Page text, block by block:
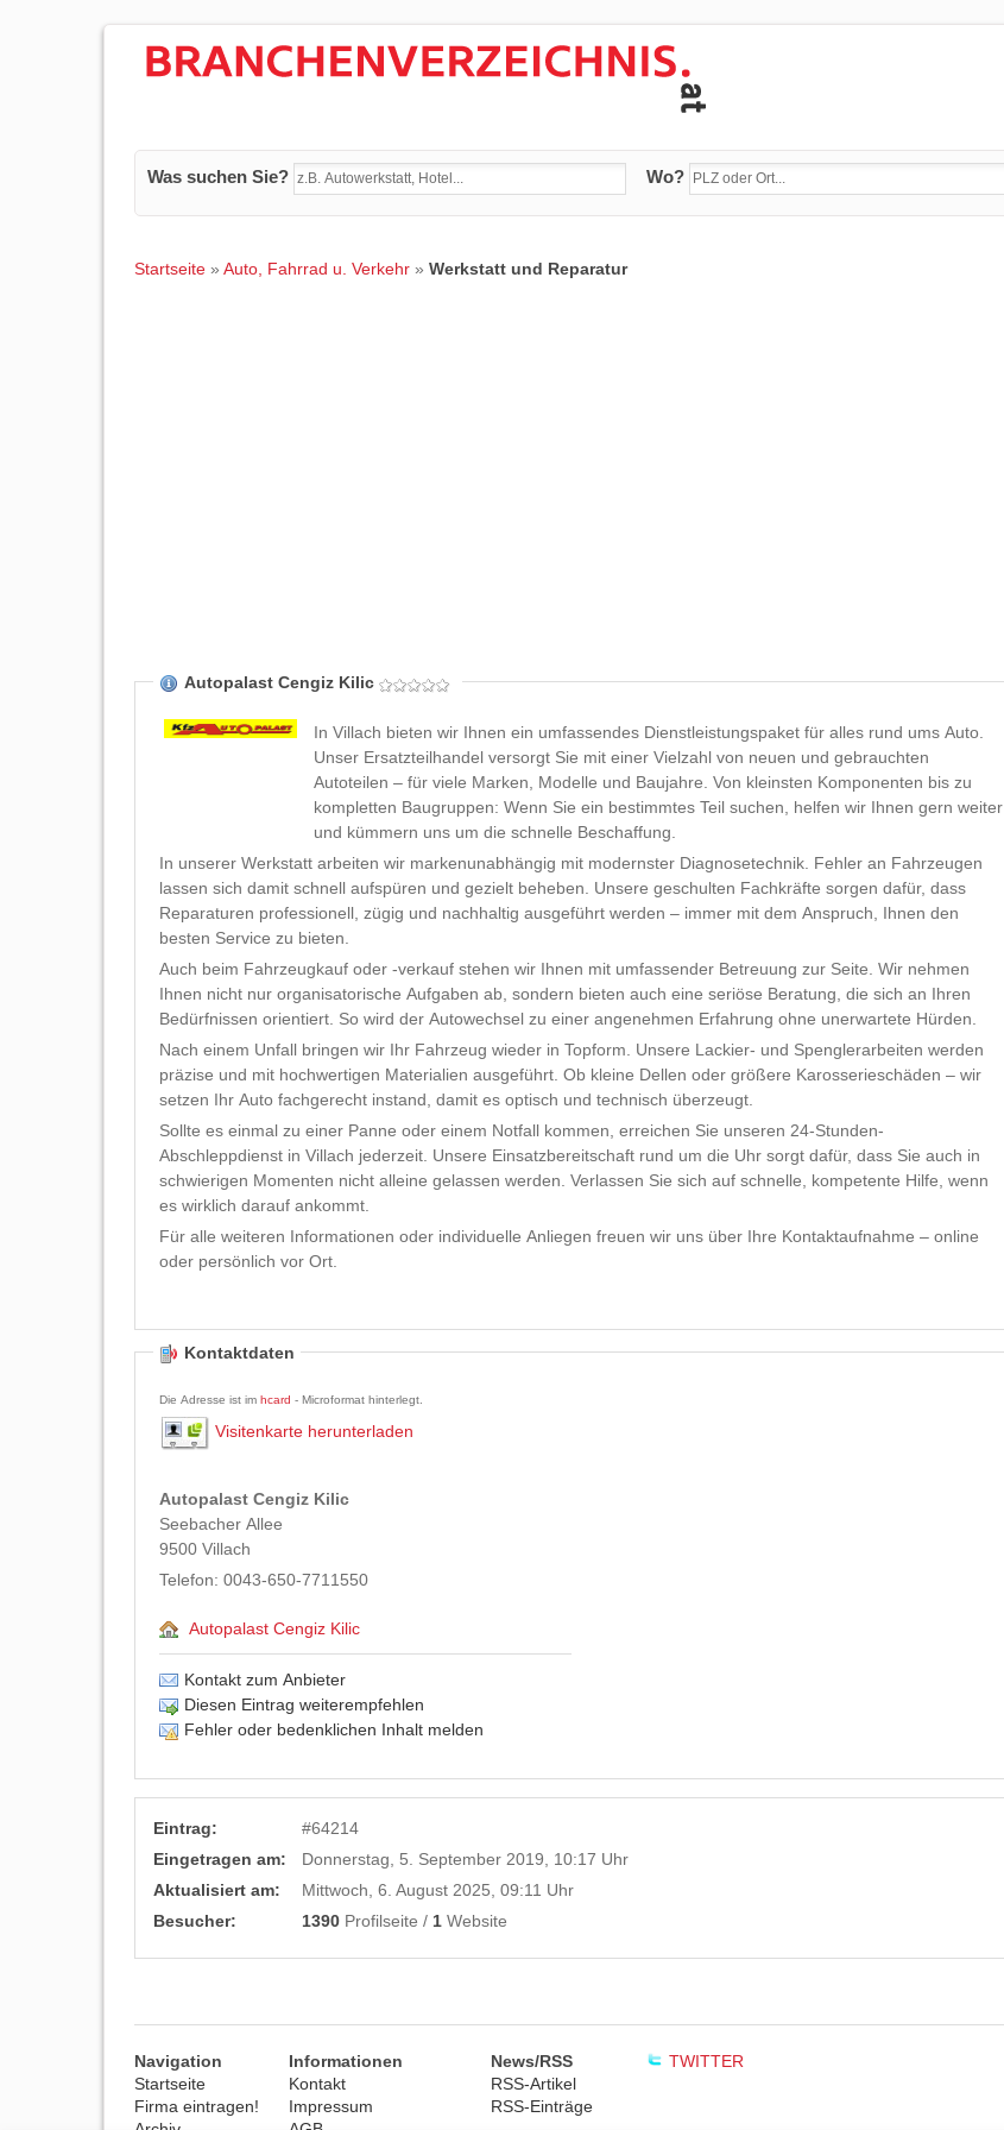
Was suchen Sie? Wo?
Startseite » Auto, Fahrrad u. Verkehr » Werkstatt und Reparatur
Autopalast Cengiz Kilic
In Villach bieten wir Ihnen ein umfassendes Dienstleistungspaket für alles rund ums Auto.
Unser Ersatzteilhandel versorgt Sie mit einer Vielzahl von neuen und gebrauchten
Autoteilen – für viele Marken, Modelle und Baujahre. Von kleinsten Komponenten bis zu
kompletten Baugruppen: Wenn Sie ein bestimmtes Teil suchen, helfen wir Ihnen gern weiter
und kümmern uns um die schnelle Beschaffung.
In unserer Werkstatt arbeiten wir markenunabhängig mit modernster Diagnosetechnik. Fehler an Fahrzeugen
lassen sich damit schnell aufspüren und gezielt beheben. Unsere geschulten Fachkräfte sorgen dafür, dass
Reparaturen professionell, zügig und nachhaltig ausgeführt werden – immer mit dem Anspruch, Ihnen den
besten Service zu bieten.
Auch beim Fahrzeugkauf oder -verkauf stehen wir Ihnen mit umfassender Betreuung zur Seite. Wir nehmen
Ihnen nicht nur organisatorische Aufgaben ab, sondern bieten auch eine seriöse Beratung, die sich an Ihren
Bedürfnissen orientiert. So wird der Autowechsel zu einer angenehmen Erfahrung ohne unerwartete Hürden.
Nach einem Unfall bringen wir Ihr Fahrzeug wieder in Topform. Unsere Lackier- und Spenglerarbeiten werden
präzise und mit hochwertigen Materialien ausgeführt. Ob kleine Dellen oder größere Karosserieschäden – wir
setzen Ihr Auto fachgerecht instand, damit es optisch und technisch überzeugt.
Sollte es einmal zu einer Panne oder einem Notfall kommen, erreichen Sie unseren 24-Stunden-
Abschleppdienst in Villach jederzeit. Unsere Einsatzbereitschaft rund um die Uhr sorgt dafür, dass Sie auch in
schwierigen Momenten nicht alleine gelassen werden. Verlassen Sie sich auf schnelle, kompetente Hilfe, wenn
es wirklich darauf ankommt.
Für alle weiteren Informationen oder individuelle Anliegen freuen wir uns über Ihre Kontaktaufnahme – online
oder persönlich vor Ort.
Kontaktdaten
Die Adresse ist im hcard - Microformat hinterlegt.
Visitenkarte herunterladen
Autopalast Cengiz Kilic
Seebacher Allee
9500 Villach
Telefon: 0043-650-7711550
Autopalast Cengiz Kilic
Kontakt zum Anbieter
Diesen Eintrag weiterempfehlen
Fehler oder bedenklichen Inhalt melden
Eintrag: #64214
Eingetragen am:
Donnerstag, 5. September 2019, 10:17 Uhr
Aktualisiert am:
Mittwoch, 6. August 2025, 09:11 Uhr
Besucher:
1390 Profilseite / 1 Website
Navigation
Startseite
Firma eintragen!
Informationen
Kontakt
Impressum
News/RSS
RSS-Artikel
RSS-Einträge
TWITTER